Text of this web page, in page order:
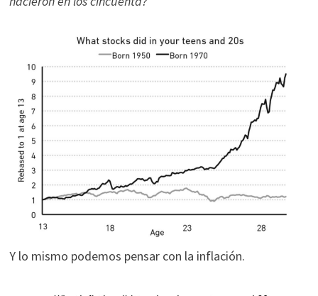
Y lo mismo podemos pensar con la inflación.